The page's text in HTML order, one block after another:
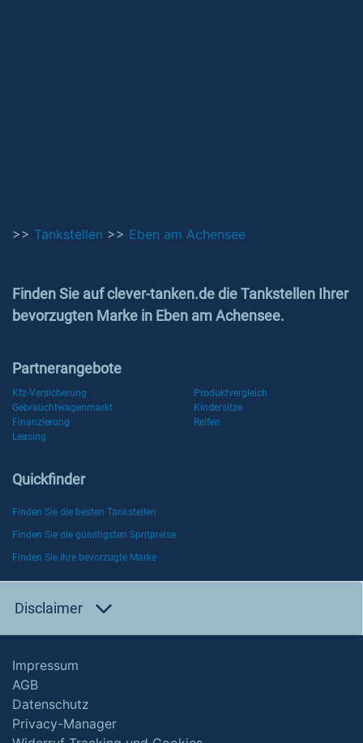
>> Tankstellen >> Eben am Achensee
Finden Sie auf clever-tanken.de die Tankstellen Ihrer
bevorzugten Marke in Eben am Achensee.
Partnerangebote
Kfz-Versicherung
Produktvergleich
Gebrauchtwagenmarkt
Kindersitze
Finanzierung
Reifen
Leasing
Quickfinder
Finden Sie die besten Tankstellen
Finden Sie die günstigsten Spritpreise
Finden Sie Ihre bevorzugte Marke
Disclaimer
Impressum
AGB
Datenschutz
Privacy-Manager